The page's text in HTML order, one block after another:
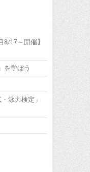
8/17～開催】
を学ぼう
泳力検定」